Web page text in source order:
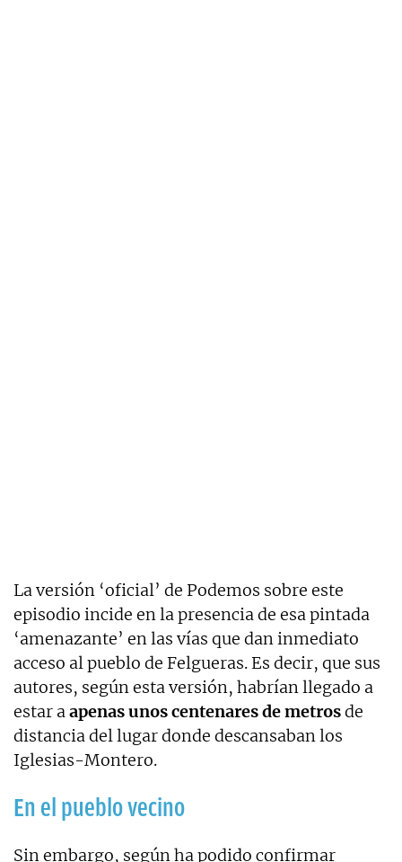
La versión ‘oficial’ de Podemos sobre este
episodio incide en la presencia de esa pintada
‘amenazante’ en las vías que dan inmediato
acceso al pueblo de Felgueras. Es decir, que sus
autores, según esta versión, habrían llegado a
estar aapenas unos centenares de metrosde
distancia del lugar donde descansaban los
Iglesias-Montero.
En el pueblo vecino
Sin embargo, según ha podido confirmar